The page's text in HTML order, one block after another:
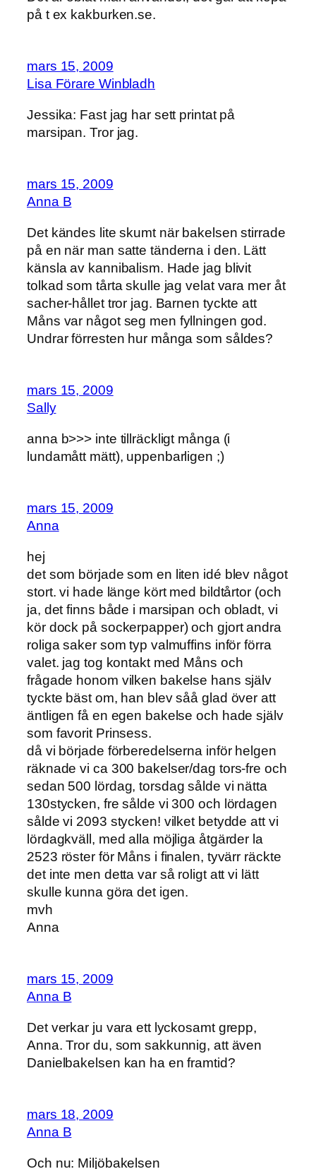
på t ex kakburken.se.
mars 15, 2009
Lisa Förare Winbladh
Jessika: Fast jag har sett printat på
marsipan. Tror jag.
mars 15, 2009
Anna B
Det kändes lite skumt när bakelsen stirrade
på en när man satte tänderna i den. Lätt
känsla av kannibalism. Hade jag blivit
tolkad som tårta skulle jag velat vara mer åt
sacher-hållet tror jag. Barnen tyckte att
Måns var något seg men fyllningen god.
Undrar förresten hur många som såldes?
mars 15, 2009
Sally
anna b>>> inte tillräckligt många (i
lundamått mätt), uppenbarligen ;)
mars 15, 2009
Anna
hej
det som började som en liten idé blev något
stort. vi hade länge kört med bildtårtor (och
ja, det finns både i marsipan och obladt, vi
kör dock på sockerpapper) och gjort andra
roliga saker som typ valmuffins inför förra
valet. jag tog kontakt med Måns och
frågade honom vilken bakelse hans själv
tyckte bäst om, han blev såå glad över att
äntligen få en egen bakelse och hade själv
som favorit Prinsess.
då vi började förberedelserna inför helgen
räknade vi ca 300 bakelser/dag tors-fre och
sedan 500 lördag, torsdag sålde vi nätta
130stycken, fre sålde vi 300 och lördagen
sålde vi 2093 stycken! vilket betydde att vi
lördagkväll, med alla möjliga åtgärder la
2523 röster för Måns i finalen, tyvärr räckte
det inte men detta var så roligt att vi lätt
skulle kunna göra det igen.
mvh
Anna
mars 15, 2009
Anna B
Det verkar ju vara ett lyckosamt grepp,
Anna. Tror du, som sakkunnig, att även
Danielbakelsen kan ha en framtid?
mars 18, 2009
Anna B
Och nu: Miljöbakelsen